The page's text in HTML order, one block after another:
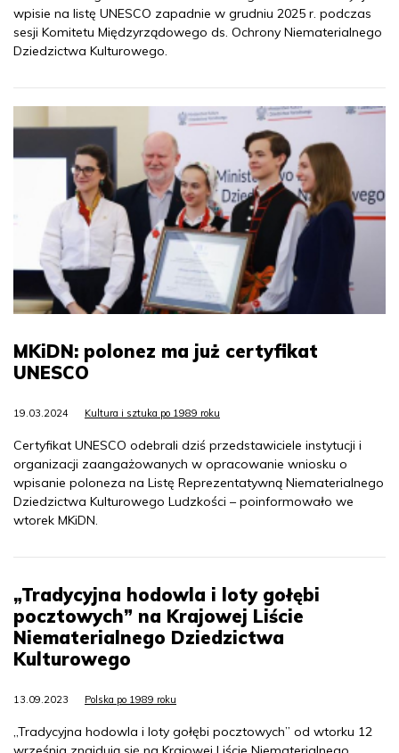
wpisie na listę UNESCO zapadnie w grudniu 2025 r. podczas
sesji Komitetu Międzyrządowego ds. Ochrony Niematerialnego
Dziedzictwa Kulturowego.
MKiDN: polonez ma już certyfikat
UNESCO
19.03.2024 Kultura i sztuka po 1989 roku
Certyfikat UNESCO odebrali dziś przedstawiciele instytucji i
organizacji zaangażowanych w opracowanie wniosku o
wpisanie poloneza na Listę Reprezentatywną Niematerialnego
Dziedzictwa Kulturowego Ludzkości – poinformowało we
wtorek MKiDN.
„Tradycyjna hodowla i loty gołębi
pocztowych” na Krajowej Liście
Niematerialnego Dziedzictwa
Kulturowego
13.09.2023 Polska po 1989 roku
„Tradycyjna hodowla i loty gołębi pocztowych” od wtorku 12